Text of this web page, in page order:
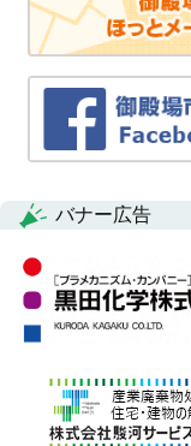
バナー広告